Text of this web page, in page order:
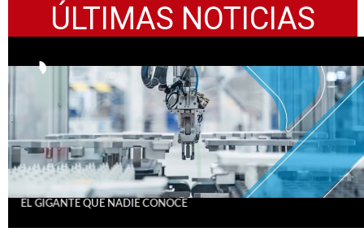
ÚLTIMAS NOTICIAS
GIGANTE QUE NADIE CONOCE